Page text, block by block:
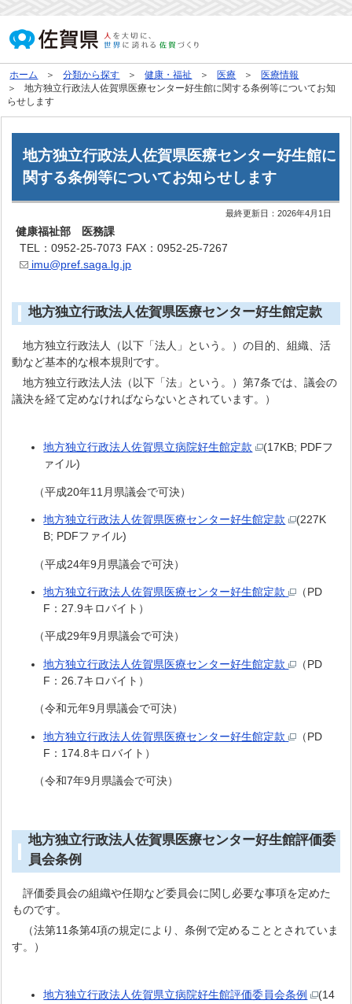
ホーム 分類から探す 健康・福祉 医療
医療情報
地方独立行政法人佐賀県医療センター好生館に関する条例等についてお知
らせします
地方独立行政法人佐賀県医療センター好生館に
関する条例等についてお知らせします
最終更新日：2026年4月1日
健康福祉部 医務課
TEL：0952-25-7073 FAX：0952-25-7267
imu@pref.saga.lg.jp
地方独立行政法人佐賀県医療センター好生館定款
地方独立行政法人（以下「法人」という。）の目的、組織、活
動など基本的な根本規則です。
地方独立行政法人法（以下「法」という。）第7条では、議会の
議決を経て定めなければならないとされています。）
地方独立行政法人佐賀県立病院好生館定款
(17KB; PDFフ
ァイル)
（平成20年11月県議会で可決）
地方独立行政法人佐賀県医療センター好生館定款
(227K
B; PDFファイル)
（平成24年9月県議会で可決）
地方独立行政法人佐賀県医療センター好生館定款
（PD
F：27.9キロバイト）
（平成29年9月県議会で可決）
地方独立行政法人佐賀県医療センター好生館定款
（PD
F：26.7キロバイト）
（令和元年9月県議会で可決）
地方独立行政法人佐賀県医療センター好生館定款
（PD
F：174.8キロバイト）
（令和7年9月県議会で可決）
地方独立行政法人佐賀県医療センター好生館評価委
員会条例
評価委員会の組織や任期など委員会に関し必要な事項を定めた
ものです。
（法第11条第4項の規定により、条例で定めることとされていま
す。）
地方独立行政法人佐賀県立病院好生館評価委員会条例
(14